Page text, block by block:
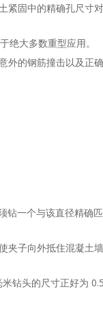
固中的精确孔尺寸
大多数重型应用。
外的钢筋撞击以及正
钻一个与该直径精确
子向外抵住混凝土
钻头的尺寸正好为